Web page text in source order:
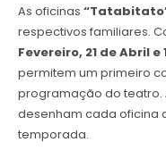
As oficinas
respectivos familiares.
Fevereiro, 21 de Abril e
permitem um primeiro
programação do teatro.
desenham cada oficina
temporada.